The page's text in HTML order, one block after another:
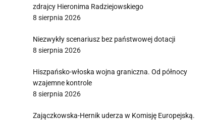
zdrajcy Hieronima Radziejowskiego
8 sierpnia 2026
Niezwykły scenariusz bez państwowej dotacji
8 sierpnia 2026
Hiszpańsko-włoska wojna graniczna. Od północy
wzajemne kontrole
8 sierpnia 2026
Zajączkowska-Hernik uderza w Komisję Europejską.